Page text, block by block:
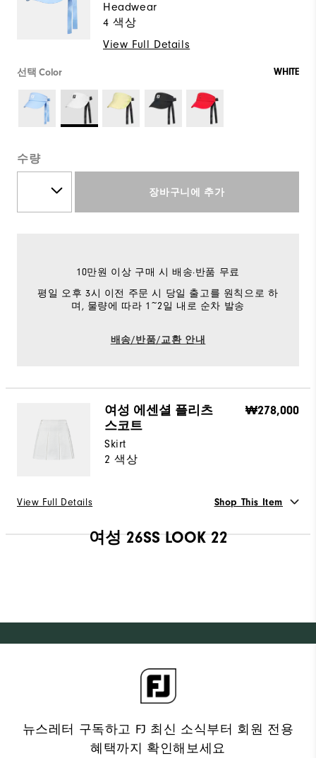
Headwear
4 색상
View Full Details
선택 Color WHITE
수량
장바구니에 추가
10만원 이상 구매 시 배송·반품 무료
평일 오후 3시 이전 주문 시 당일 출고를 원칙으로 하
며, 물량에 따라 1~2일 내로 순차 발송
배송/반품/교환 안내
여성 에센셜 플리츠
스코트
Skirt
2 색상
₩278,000
View Full Details Shop This Item
허리 선택 사이즈 가이드
여성 26SS LOOK 22
뉴스레터 구독하고 FJ 최신 소식부터 회원 전용
혜택까지 확인해보세요